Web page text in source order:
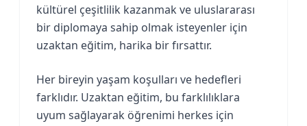
kültürel çeşitlilik kazanmak ve uluslararası
bir diplomaya sahip olmak isteyenler için
uzaktan eğitim, harika bir fırsattır.
Her bireyin yaşam koşulları ve hedefleri
farklıdır. Uzaktan eğitim, bu farklılıklara
uyum sağlayarak öğrenimi herkes için